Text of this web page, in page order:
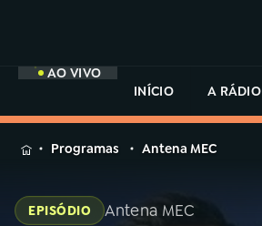
AO VIVO
INÍCIO
A RÁDIO
MENU
na
Rádio
Programas Antena MEC
EPISÓDIO Antena MEC